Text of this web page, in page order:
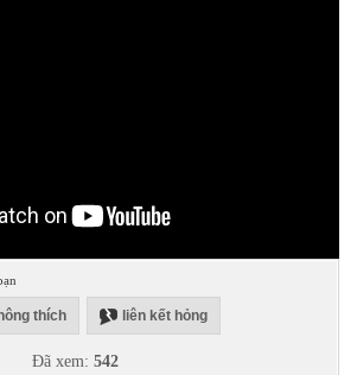
thích liên kết hỏng
Đã xem: 542